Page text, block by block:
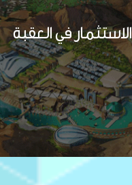
الاستثمار في العقبة